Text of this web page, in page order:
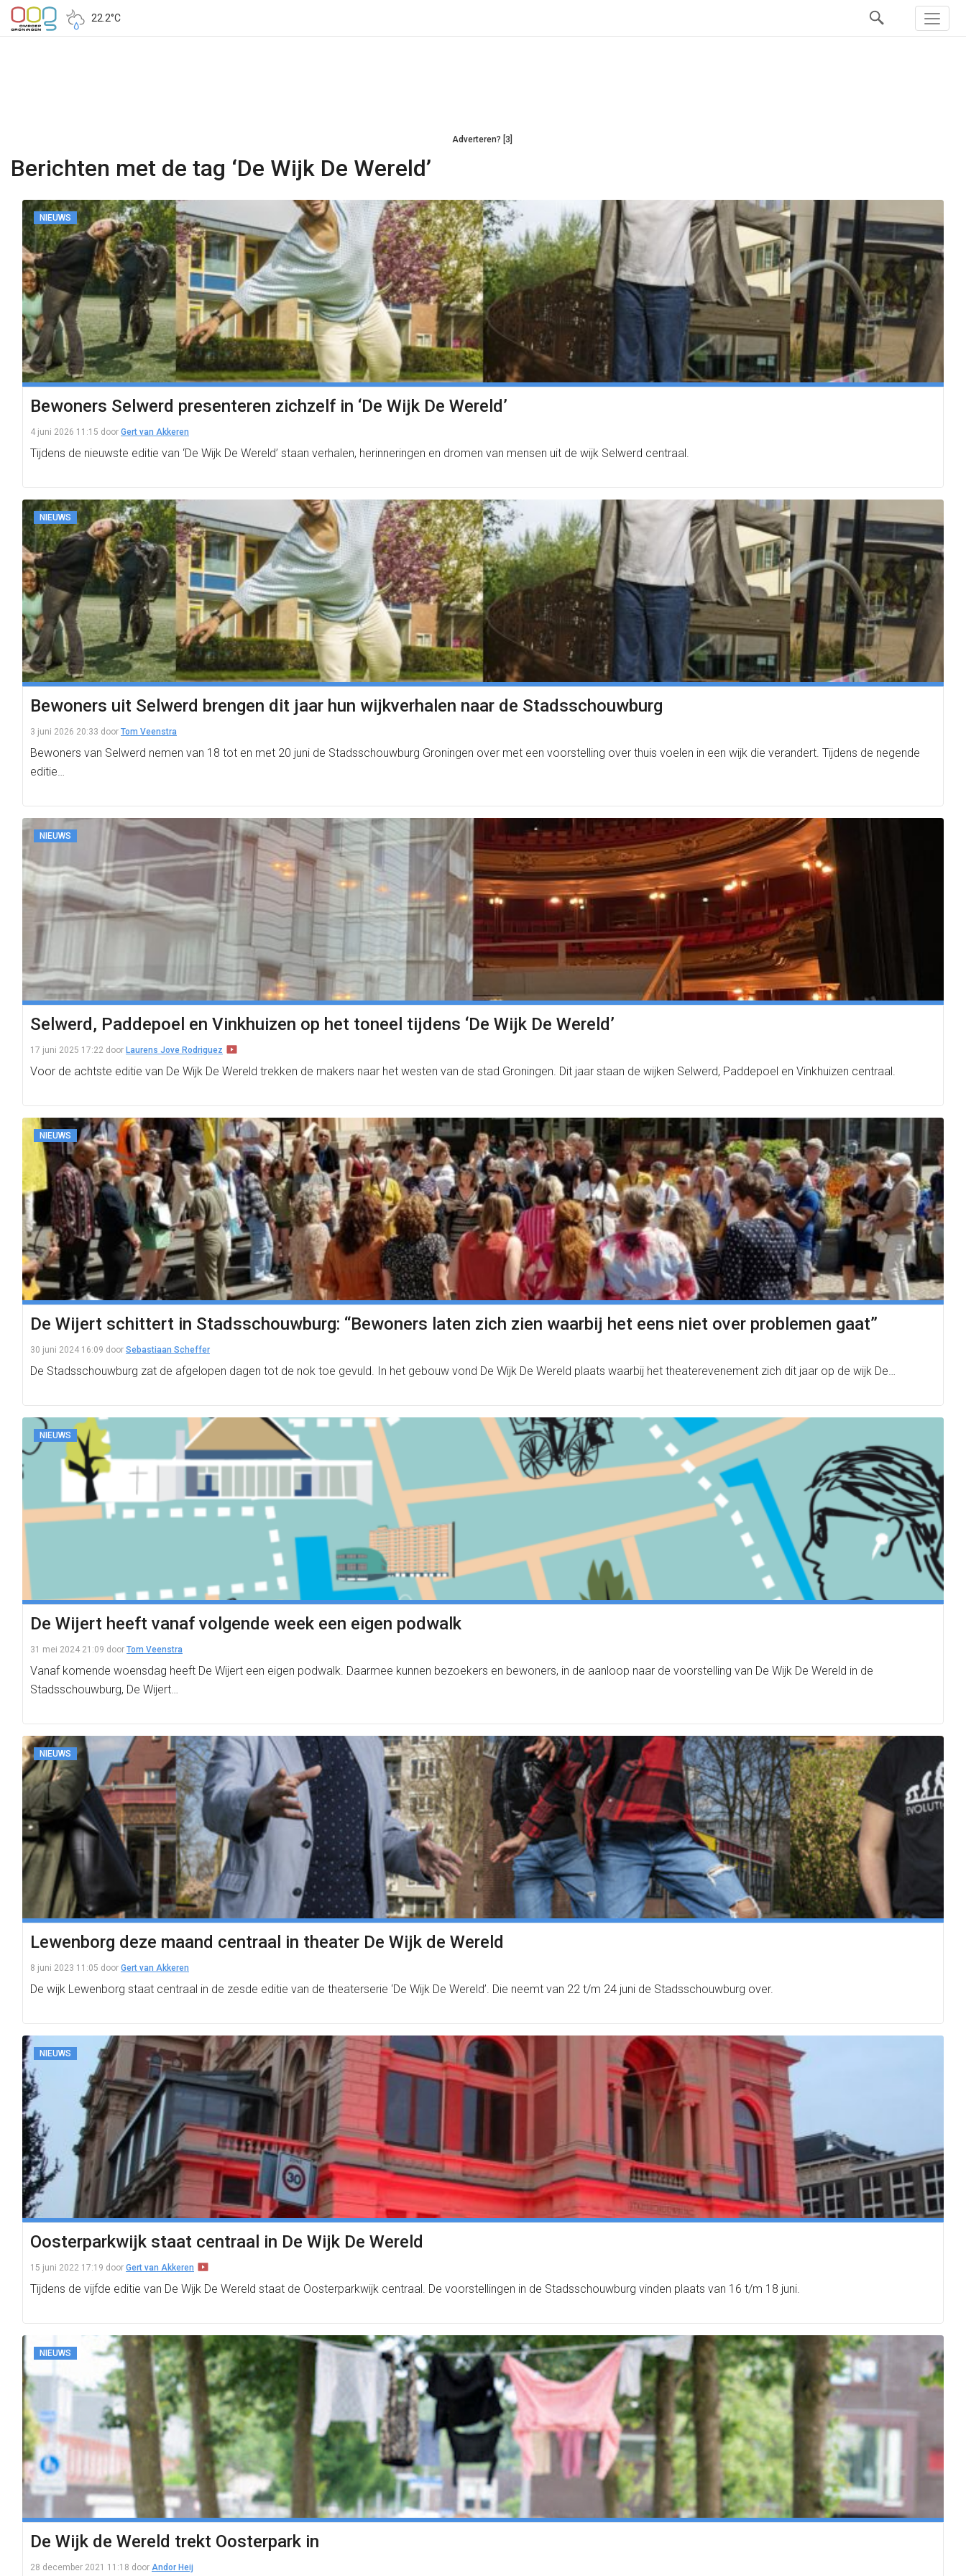
22.2°C
Adverteren? [3]
Berichten met de tag ‘De Wijk De Wereld’
NIEUWS
Bewoners Selwerd presenteren zichzelf in ‘De Wijk De Wereld’
4 juni 2026 11:15 door Gert van Akkeren
Tijdens de nieuwste editie van ‘De Wijk De Wereld’ staan verhalen, herinneringen en dromen van mensen uit de wijk Selwerd centraal.
NIEUWS
Bewoners uit Selwerd brengen dit jaar hun wijkverhalen naar de Stadsschouwburg
3 juni 2026 20:33 door Tom Veenstra
Bewoners van Selwerd nemen van 18 tot en met 20 juni de Stadsschouwburg Groningen over met een voorstelling over thuis voelen in een wijk die verandert. Tijdens de negende
editie…
NIEUWS
Selwerd, Paddepoel en Vinkhuizen op het toneel tijdens ‘De Wijk De Wereld’
17 juni 2025 17:22 door Laurens Jove Rodriguez
Voor de achtste editie van De Wijk De Wereld trekken de makers naar het westen van de stad Groningen. Dit jaar staan de wijken Selwerd, Paddepoel en Vinkhuizen centraal.
NIEUWS
De Wijert schittert in Stadsschouwburg: “Bewoners laten zich zien waarbij het eens niet over problemen gaat”
30 juni 2024 16:09 door Sebastiaan Scheffer
De Stadsschouwburg zat de afgelopen dagen tot de nok toe gevuld. In het gebouw vond De Wijk De Wereld plaats waarbij het theaterevenement zich dit jaar op de wijk De…
NIEUWS
De Wijert heeft vanaf volgende week een eigen podwalk
31 mei 2024 21:09 door Tom Veenstra
Vanaf komende woensdag heeft De Wijert een eigen podwalk. Daarmee kunnen bezoekers en bewoners, in de aanloop naar de voorstelling van De Wijk De Wereld in de
Stadsschouwburg, De Wijert…
NIEUWS
Lewenborg deze maand centraal in theater De Wijk de Wereld
8 juni 2023 11:05 door Gert van Akkeren
De wijk Lewenborg staat centraal in de zesde editie van de theaterserie ‘De Wijk De Wereld’. Die neemt van 22 t/m 24 juni de Stadsschouwburg over.
NIEUWS
Oosterparkwijk staat centraal in De Wijk De Wereld
15 juni 2022 17:19 door Gert van Akkeren
Tijdens de vijfde editie van De Wijk De Wereld staat de Oosterparkwijk centraal. De voorstellingen in de Stadsschouwburg vinden plaats van 16 t/m 18 juni.
NIEUWS
De Wijk de Wereld trekt Oosterpark in
28 december 2021 11:18 door Andor Heij